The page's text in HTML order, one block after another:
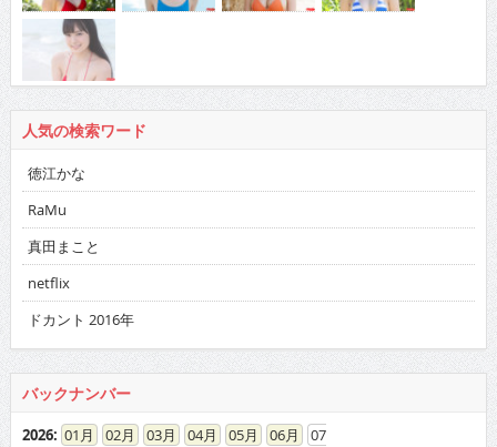
人気の検索ワード
徳江かな
RaMu
真田まこと
netflix
ドカント 2016年
バックナンバー
2026: 01 02 03 04 05 06
07